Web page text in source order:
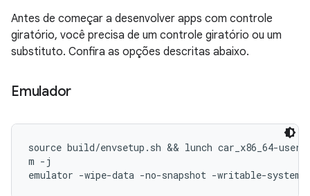
Antes de começar a desenvolver apps com controle
giratório, você precisa de um controle giratório ou um
substituto. Confira as opções descritas abaixo.
Emulador
source build/envsetup.sh && lunch car_x86_64-
m -j